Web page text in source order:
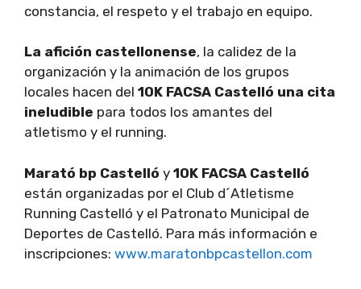
constancia, el respeto y el trabajo en equipo.
La afición castellonense, la calidez de la
organización y la animación de los grupos
locales hacen del 10K FACSA Castelló una cita
ineludible para todos los amantes del
atletismo y el running.
Marató bp Castelló y 10K FACSA Castelló
están organizadas por el Club d´Atletisme
Running Castelló y el Patronato Municipal de
Deportes de Castelló. Para más información e
inscripciones: www.maratonbpcastellon.com